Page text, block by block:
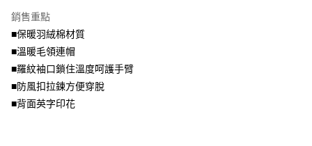
買賣價金債權讓與本公司後，依約使用本公司帳單繳交帳款。
資料（包含姓名、電話或地址）提供予台灣大哥大進項蒐集、處理及利用，
由本公司與您本人進行分期帳單所需資料之確認、核對及更正。
3.完整用戶服務條款，請詳閱以下連結：
後付繳納相關費用。
※ 交易是否成功請以「AFTEE先享後付 」之結帳頁面顯示為準，若有關於
是否繳費成功／繳費後需取消欲退款等相關疑問，請聯繫「AFTEE先享後付
客戶支援中心」
【注意事項】
易，需依本服務之必要範圍內提供個人資料，並將交易相關給付款項請求債
付款後7-11取貨
每筆NT$70，滿NT$699(含以上)免運費
宅配
銷售重點
■保暖羽絨棉材質
■溫暖毛領連帽
■羅紋袖口鎖住溫度呵護手臂
■防風扣拉鍊方便穿脫
■背面英字印花